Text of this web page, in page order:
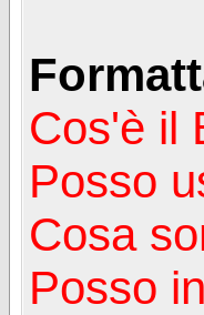
Cos'è il
Posso
Cosa
Posso